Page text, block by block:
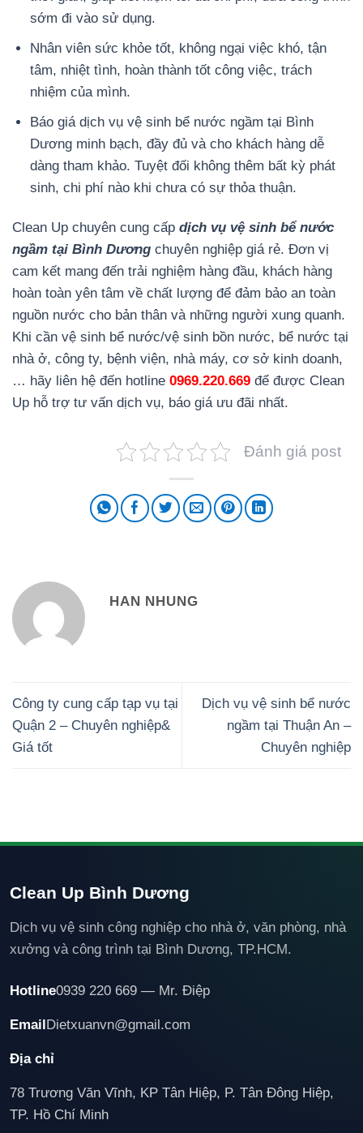
sớm đi vào sử dụng.
Nhân viên sức khỏe tốt, không ngại việc khó, tận
tâm, nhiệt tình, hoàn thành tốt công việc, trách
nhiệm của mình.
Báo giá dịch vụ vệ sinh bể nước ngầm tại Bình
Dương minh bạch, đầy đủ và cho khách hàng dễ
dàng tham khảo. Tuyệt đối không thêm bất kỳ phát
sinh, chi phí nào khi chưa có sự thỏa thuận.
Clean Up chuyên cung cấp dịch vụ vệ sinh bể nước
ngầm tại Bình Dương chuyên nghiệp giá rẻ. Đơn vị
cam kết mang đến trải nghiệm hàng đầu, khách hàng
hoàn toàn yên tâm về chất lượng để đảm bảo an toàn
nguồn nước cho bản thân và những người xung quanh.
Khi cần vệ sinh bể nước/vệ sinh bồn nước, bể nước tại
nhà ở, công ty, bệnh viện, nhà máy, cơ sở kinh doanh,
… hãy liên hệ đến hotline 0969.220.669 để được Clean
Up hỗ trợ tư vấn dịch vụ, báo giá ưu đãi nhất.
Đánh giá post
HAN NHUNG
Công ty cung cấp tạp vụ tại
Quận 2 – Chuyên nghiệp&
Giá tốt
Dịch vụ vệ sinh bể nước
ngầm tại Thuận An –
Chuyên nghiệp
Clean Up Bình Dương
Dịch vụ vệ sinh công nghiệp cho nhà ở, văn phòng, nhà
xưởng và công trình tại Bình Dương, TP.HCM.
Hotline0939 220 669 — Mr. Điệp
EmailDietxuanvn@gmail.com
Địa chỉ
78 Trương Văn Vĩnh, KP Tân Hiệp, P. Tân Đông Hiệp,
TP. Hồ Chí Minh